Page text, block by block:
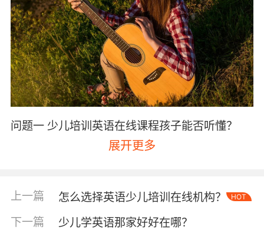
问题一 少儿培训英语在线课程孩子能否听懂？
行教学，有的家长担心全外教教学孩子会听不
课。其实这方面的担心完全是不必要的，孩子刚
展开更多
上一篇 怎么选择英语少儿培训在线机构？ HOT
下一篇 少儿学英语那家好好在哪？